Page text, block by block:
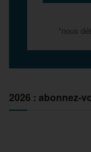
*nous
2026 : abonnez-